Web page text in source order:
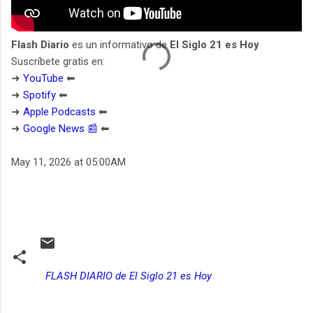
Flash Diario es un informativo de El Siglo 21 es Hoy
Suscríbete gratis en:
➜ YouTube ⬅︎
➜ Spotify ⬅︎
➜ Apple Podcasts ⬅︎
➜ Google News 📰 ⬅︎
May 11, 2026 at 05:00AM
FLASH DIARIO de El Siglo 21 es Hoy